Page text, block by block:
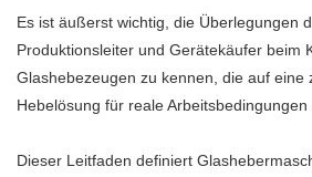
Es ist äußerst wichtig, die Überlegungen
Produktionsleiter und Gerätekäufer beim
Glashebezeugen zu kennen, die auf eine
Hebelösung für reale
Dieser Leitfaden definiert